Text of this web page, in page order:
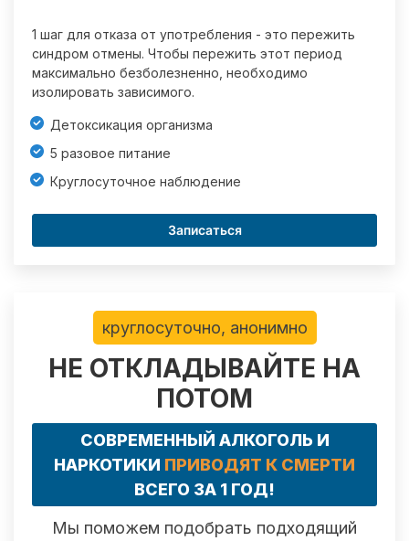
1 шаг для отказа от употребления - это пережить
синдром отмены. Чтобы пережить этот период
максимально безболезненно, необходимо
изолировать зависимого.
Детоксикация организма
5 разовое питание
Круглосуточное наблюдение
Записаться
круглосуточно, анонимно
НЕ ОТКЛАДЫВАЙТЕ НА
ПОТОМ
СОВРЕМЕННЫЙ АЛКОГОЛЬ И
НАРКОТИКИ ПРИВОДЯТ К СМЕРТИ
ВСЕГО ЗА 1 ГОД!
Мы поможем подобрать подходящий